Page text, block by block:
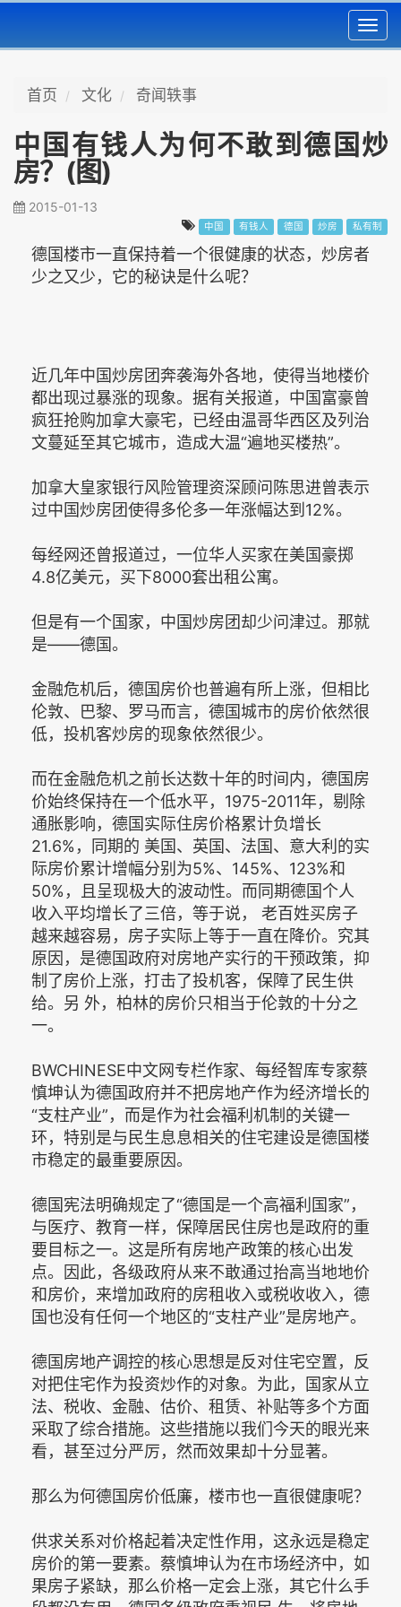
首页 文化 奇闻轶事
中国有钱人为何不敢到德国炒
房？(图)
2015-01-13
中国 有钱人 德国 炒房 私有制
德国楼市一直保持着一个很健康的状态，炒房者
少之又少，它的秘诀是什么呢？
近几年中国炒房团奔袭海外各地，使得当地楼价
都出现过暴涨的现象。据有关报道，中国富豪曾
疯狂抢购加拿大豪宅，已经由温哥华西区及列治
文蔓延至其它城市，造成大温“遍地买楼热”。
加拿大皇家银行风险管理资深顾问陈思进曾表示
过中国炒房团使得多伦多一年涨幅达到12%。
每经网还曾报道过，一位华人买家在美国豪掷
4.8亿美元，买下8000套出租公寓。
但是有一个国家，中国炒房团却少问津过。那就
是——德国。
金融危机后，德国房价也普遍有所上涨，但相比
伦敦、巴黎、罗马而言，德国城市的房价依然很
低，投机客炒房的现象依然很少。
而在金融危机之前长达数十年的时间内，德国房
价始终保持在一个低水平，1975-2011年，剔除
通胀影响，德国实际住房价格累计负增长
21.6%，同期的 美国、英国、法国、意大利的实
际房价累计增幅分别为5%、145%、123%和
50%，且呈现极大的波动性。而同期德国个人
收入平均增长了三倍，等于说， 老百姓买房子
越来越容易，房子实际上等于一直在降价。究其
原因，是德国政府对房地产实行的干预政策，抑
制了房价上涨，打击了投机客，保障了民生供
给。另 外，柏林的房价只相当于伦敦的十分之
一。
BWCHINESE中文网专栏作家、每经智库专家蔡
慎坤认为德国政府并不把房地产作为经济增长的
“支柱产业”，而是作为社会福利机制的关键一
环，特别是与民生息息相关的住宅建设是德国楼
市稳定的最重要原因。
德国宪法明确规定了“德国是一个高福利国家”，
与医疗、教育一样，保障居民住房也是政府的重
要目标之一。这是所有房地产政策的核心出发
点。因此，各级政府从来不敢通过抬高当地地价
和房价，来增加政府的房租收入或税收收入，德
国也没有任何一个地区的“支柱产业”是房地产。
德国房地产调控的核心思想是反对住宅空置，反
对把住宅作为投资炒作的对象。为此，国家从立
法、税收、金融、估价、租赁、补贴等多个方面
采取了综合措施。这些措施以我们今天的眼光来
看，甚至过分严厉，然而效果却十分显著。
那么为何德国房价低廉，楼市也一直很健康呢？
供求关系对价格起着决定性作用，这永远是稳定
房价的第一要素。蔡慎坤认为在市场经济中，如
果房子紧缺，那么价格一定会上涨，其它什么手